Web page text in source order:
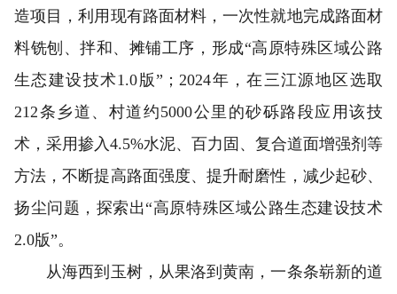
造项目，利用现有路面材料，一次性就地完成路面材
料铣刨、拌和、摊铺工序，形成“高原特殊区域公路
生态建设技术1.0版”；2024年，在三江源地区选取
212条乡道、村道约5000公里的砂砾路段应用该技
术，采用掺入4.5%水泥、百力固、复合道面增强剂等
方法，不断提高路面强度、提升耐磨性，减少起砂、
扬尘问题，探索出“高原特殊区域公路生态建设技术
2.0版”。
从海西到玉树，从果洛到黄南，一条条崭新的道